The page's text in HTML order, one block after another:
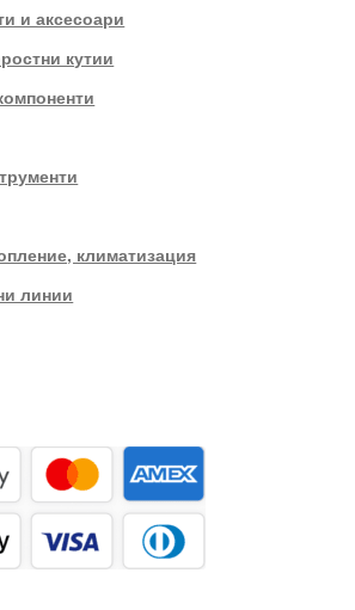
и аксесоари
кутии
климатизация
линии